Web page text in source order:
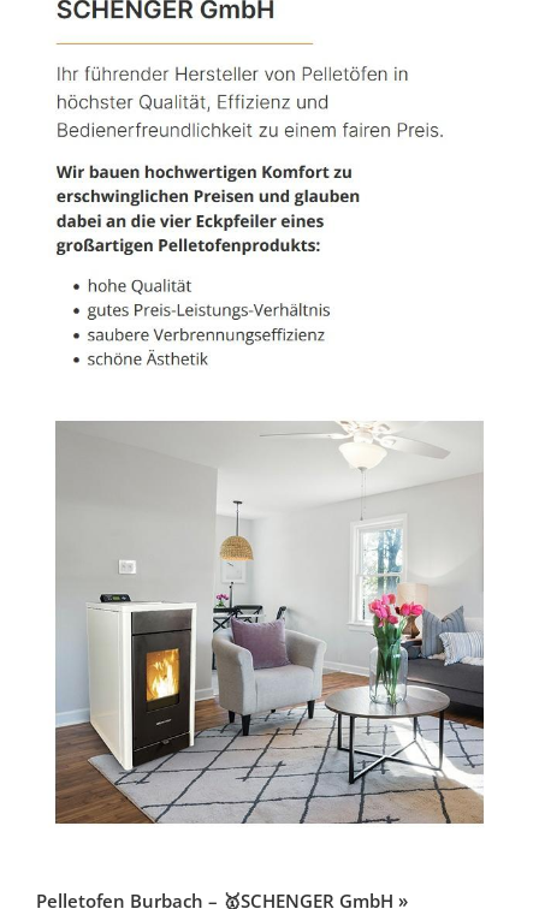
Pelletofen Burbach – 🥇SCHENGER GmbH »